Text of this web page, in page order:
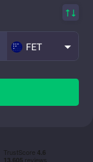
FET